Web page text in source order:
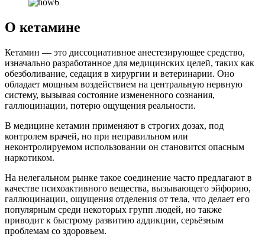
О кетамине
Кетамин — это диссоциативное анестезирующее средство,
изначально разработанное для медицинских целей, таких как
обезболивание, седация в хирургии и ветеринарии. Оно
обладает мощным воздействием на центральную нервную
систему, вызывая состояние измененного сознания,
галлюцинации, потерю ощущения реальности.
В медицине кетамин применяют в строгих дозах, под
контролем врачей, но при неправильном или
неконтролируемом использовании он становится опасным
наркотиком.
На нелегальном рынке такое соединение часто предлагают в
качестве психоактивного вещества, вызывающего эйфорию,
галлюцинации, ощущения отделения от тела, что делает его
популярным среди некоторых групп людей, но также
приводит к быстрому развитию аддикции, серьёзным
проблемам со здоровьем.